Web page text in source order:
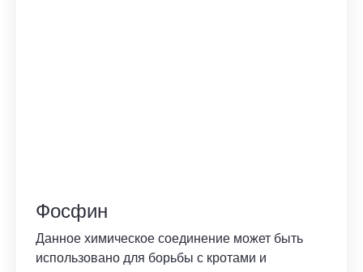
Фосфин
Данное химическое соединение может быть
использовано для борьбы с кротами и